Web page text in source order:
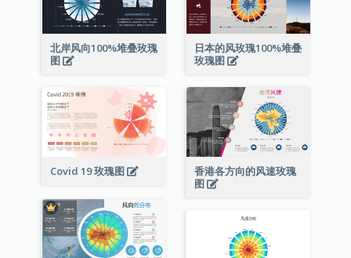
北岸风向100%堆叠玫瑰
图
日本的风玫瑰100%堆叠
玫瑰图
Covid 19 玫瑰图
香港各方向的风速玫瑰
图